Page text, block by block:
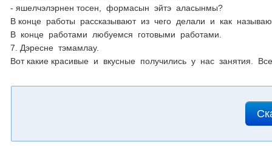
- яшелчэлэрнен тосен, формасын эйтэ аласынмы?
В конце работы рассказывают из чего делали и как
В конце работами любуемся готовыми работами.
7. Дэресне тэмамлау.
Вот какие красивые и вкусные получились у нас